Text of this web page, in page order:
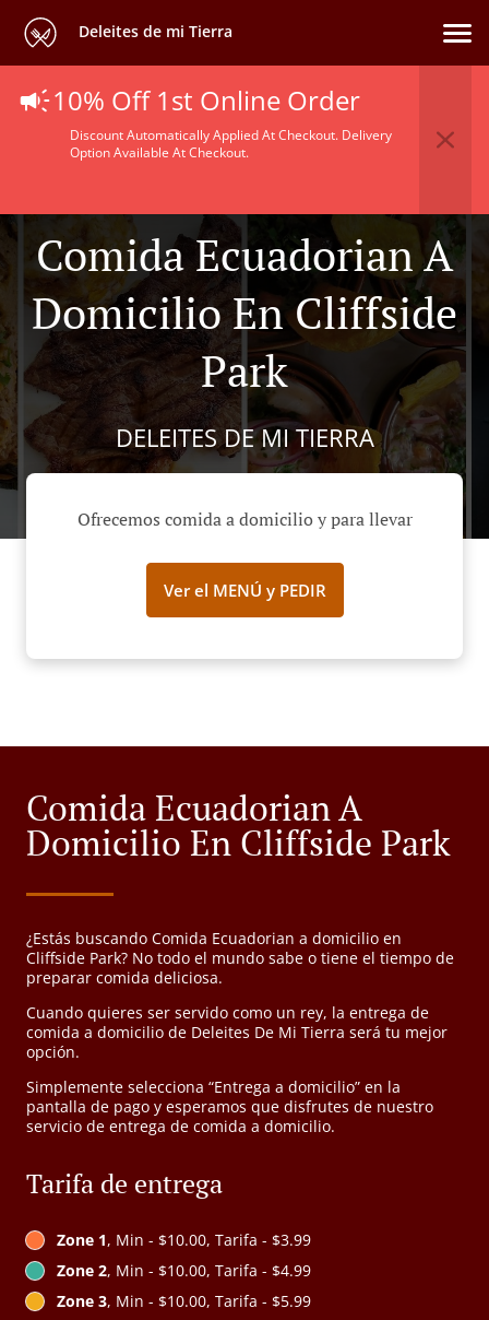
Deleites de mi Tierra
10% Off 1st Online Order
Discount Automatically Applied At Checkout. Delivery
Option Available At Checkout.
Comida Ecuadorian A
Domicilio En Cliffside
Park
DELEITES DE MI TIERRA
Ofrecemos comida a domicilio y para llevar
Ver el MENÚ y PEDIR
Comida Ecuadorian A
Domicilio En Cliffside Park
¿Estás buscando Comida Ecuadorian a domicilio en
Cliffside Park? No todo el mundo sabe o tiene el tiempo de
preparar comida deliciosa.
Cuando quieres ser servido como un rey, la entrega de
comida a domicilio de Deleites De Mi Tierra será tu mejor
opción.
Simplemente selecciona “Entrega a domicilio” en la
pantalla de pago y esperamos que disfrutes de nuestro
servicio de entrega de comida a domicilio.
Tarifa de entrega
Zone 1, Min - $10.00, Tarifa - $3.99
Zone 2, Min - $10.00, Tarifa - $4.99
Zone 3, Min - $10.00, Tarifa - $5.99